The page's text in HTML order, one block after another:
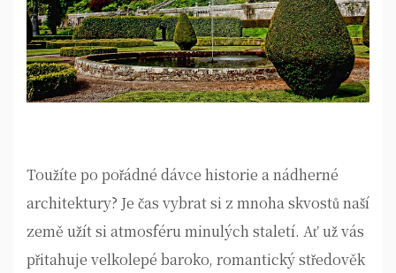
Toužíte po pořádné dávce historie a nádherné
architektury? Je čas vybrat si z mnoha skvostů naší
země užít si atmosféru minulých staletí. Ať už vás
přitahuje velkolepé baroko, romantický středověk